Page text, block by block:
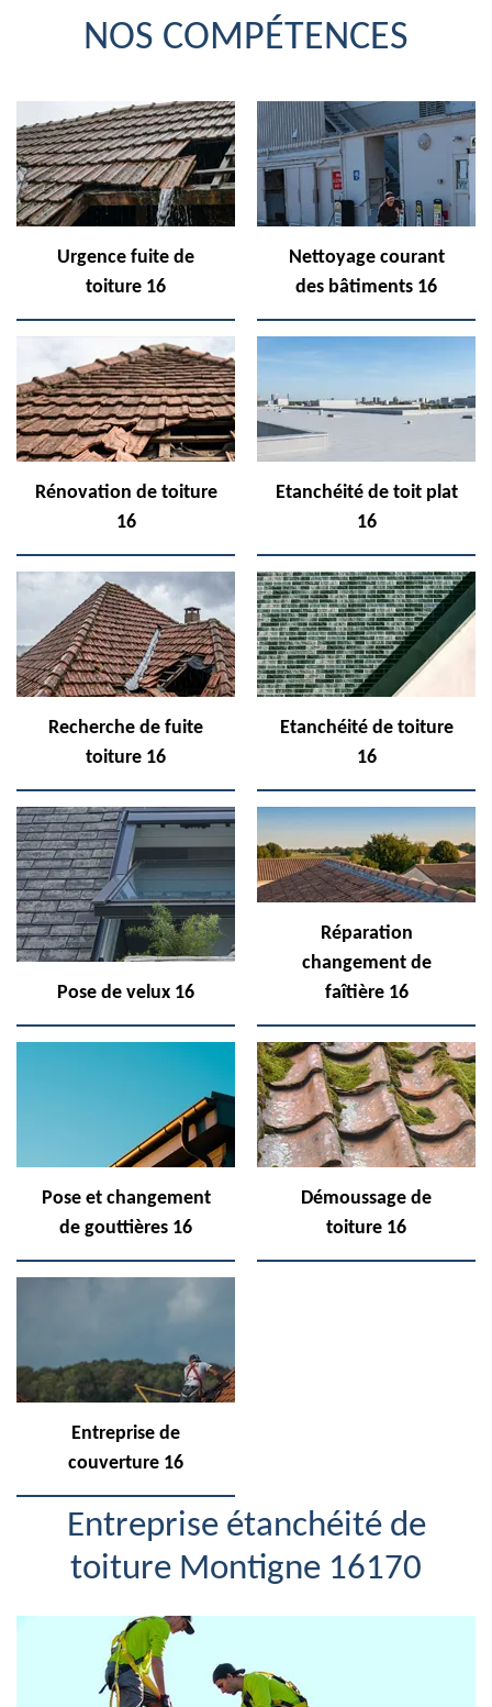
NOS COMPÉTENCES
Urgence fuite de
toiture 16
Nettoyage courant
des bâtiments 16
Rénovation de toiture
16
Etanchéité de toit plat
16
Recherche de fuite
toiture 16
Etanchéité de toiture
16
Pose de velux 16
Réparation
changement de
faîtière 16
Pose et changement
de gouttières 16
Démoussage de
toiture 16
Entreprise de
couverture 16
Entreprise étanchéité de
toiture Montigne 16170